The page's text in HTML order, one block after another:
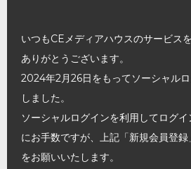
いつもCEメディアハウスのサービス
ありがとうございます。
2024年2月26日をもってソーシャル
しました。
ソーシャルログインを利用してログ
にお手数ですが、上記「新規会員登
をお願いいたします。